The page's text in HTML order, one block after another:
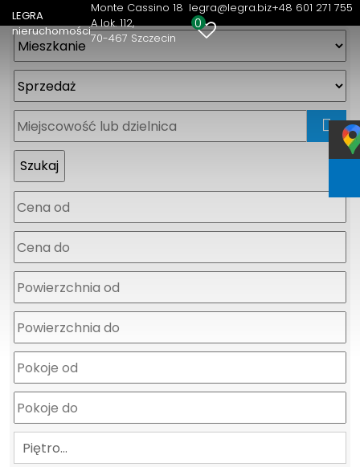
LEGRA
nieruchomości
Monte Cassino 18
A lok. 112
70-467 Szczecin
legra@legra.biz+48 601 271 755
0
mapa
Piętro…